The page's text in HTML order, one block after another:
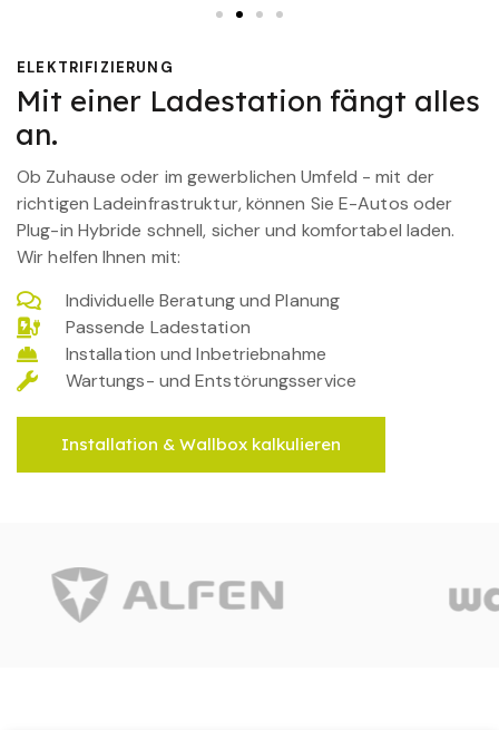
ELEKTRIFIZIERUNG
Mit einer Ladestation fängt alles
an.
Ob Zuhause oder im gewerblichen Umfeld - mit der
richtigen Ladeinfrastruktur, können Sie E-Autos oder
Plug-in Hybride schnell, sicher und komfortabel laden.
Wir helfen Ihnen mit:
Individuelle Beratung und Planung
Passende Ladestation
Installation und Inbetriebnahme
Wartungs- und Entstörungsservice
Installation & Wallbox kalkulieren